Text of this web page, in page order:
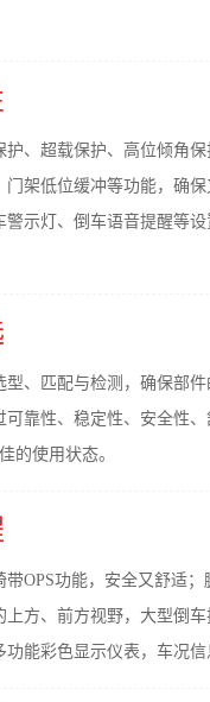
护、超载保护、高位倾角
门架低位缓冲等功能，确
警示灯、倒车语音提醒等
型、匹配与检测，确保部
可靠性、稳定性、安全性
的使用状态。
带OPS功能，安全又舒适；
上方、前方视野，大型倒
功能彩色显示仪表，车况信